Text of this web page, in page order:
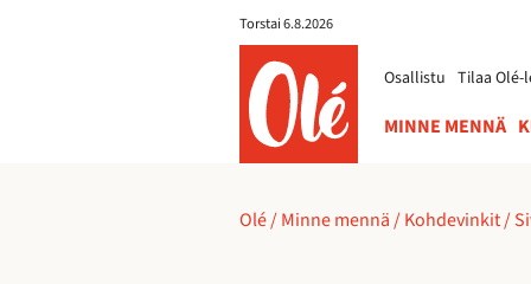
Torstai 6.8.2026
ole.fi
Osallistu Tilaa Olé-
MINNE MENNÄ
Olé/Minne mennä/Kohdevinkit/